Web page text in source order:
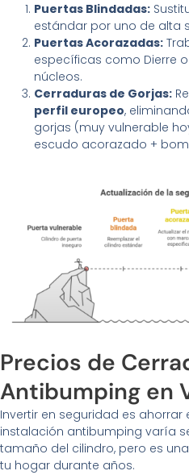
Puertas Blindadas:
estándar por uno de alta
Puertas Acorazadas:
específicas como Dierre
núcleos.
Cerraduras de Gorjas:
perfil europeo,
gorjas (muy vulnerable
escudo acorazado +
Precios de
Antibumping en
Invertir en seguridad es ahorrar
instalación antibumping varía
tamaño del cilindro, pero es
tu hogar durante años.